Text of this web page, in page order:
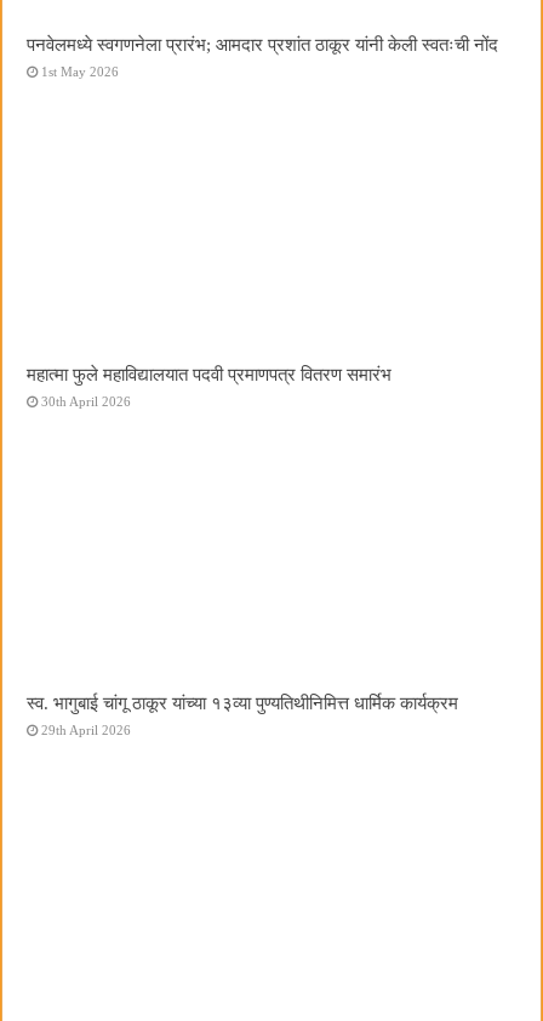
पनवेलमध्ये स्वगणनेला प्रारंभ; आमदार प्रशांत ठाकूर यांनी केली स्वतःची नोंद
1st May 2026
महात्मा फुले महाविद्यालयात पदवी प्रमाणपत्र वितरण समारंभ
30th April 2026
स्व. भागुबाई चांगू ठाकूर यांच्या १३व्या पुण्यतिथीनिमित्त धार्मिक कार्यक्रम
29th April 2026